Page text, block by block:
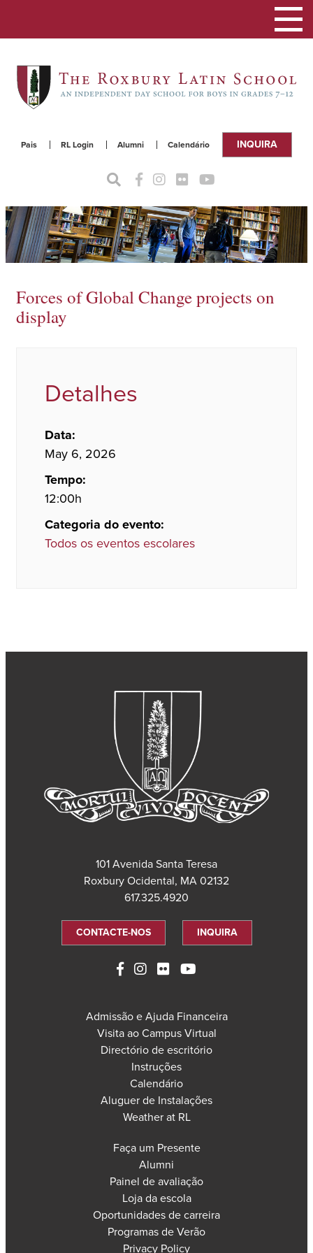
Pais RL Login Alumni Calendário INQUIRA
a
Forces of Global Change projects on
display
Detalhes
Data:
May 6, 2026
Tempo:
12:00h
Categoria do evento:
Todos os eventos escolares
101 Avenida Santa Teresa
Roxbury Ocidental, MA 02132
617.325.4920
CONTACTE-NOS INQUIRA
Admissão e Ajuda Financeira
Visita ao Campus Virtual
Directório de escritório
Instruções
Calendário
Aluguer de Instalações
Weather at RL
Faça um Presente
Alumni
Painel de avaliação
Loja da escola
Oportunidades de carreira
Programas de Verão
Privacy Policy